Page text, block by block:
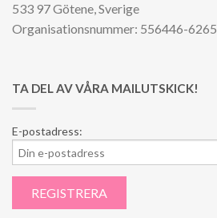
533 97 Götene, Sverige
Organisationsnummer: 556446-6265
TA DEL AV VÅRA MAILUTSKICK!
E-postadress: